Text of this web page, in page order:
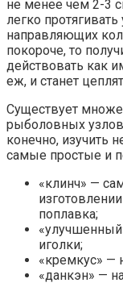
не менее чем 2-3
легко
направляющих
покороче, то
действовать как
еж, и станет
Существует
рыболовных
конечно, изучить
самые простые и
«клинч» —
поплавка;
иголки;
«кремкус» —
«данкэн» —